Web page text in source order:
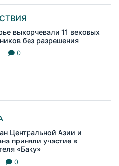
выкорчевали 11 вековых
без разрешения
0
Центральной Азии и
приняли участие в
«Баку»
0